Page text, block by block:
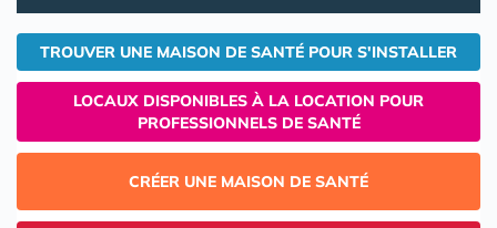
TROUVER UNE MAISON DE SANTÉ POUR S'INSTALLER
LOCAUX DISPONIBLES À LA LOCATION POUR
PROFESSIONNELS DE SANTÉ
CRÉER UNE MAISON DE SANTÉ